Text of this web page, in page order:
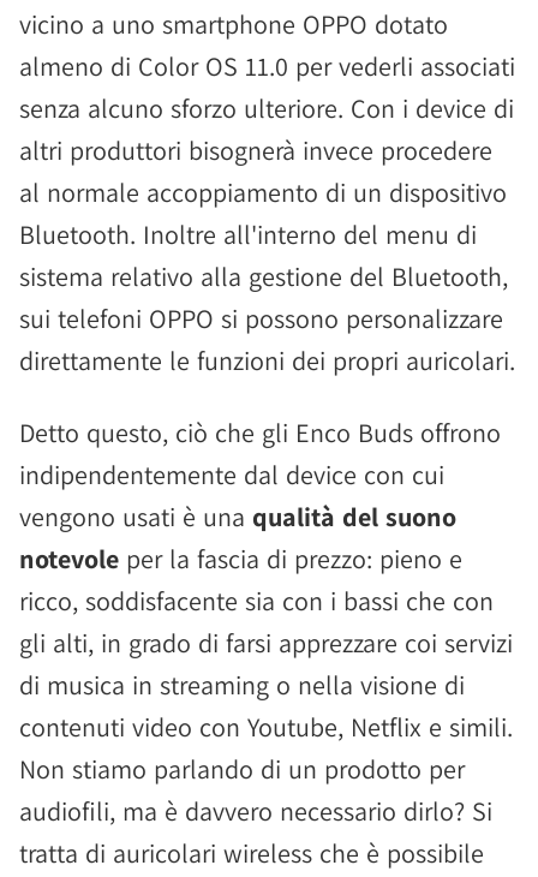
vicino a uno smartphone OPPO dotato
almeno di Color OS 11.0 per vederli associati
senza alcuno sforzo ulteriore. Con i device di
altri produttori bisognerà invece procedere
al normale accoppiamento di un dispositivo
Bluetooth. Inoltre all'interno del menu di
sistema relativo alla gestione del Bluetooth,
sui telefoni OPPO si possono personalizzare
direttamente le funzioni dei propri auricolari.
Detto questo, ciò che gli Enco Buds offrono
indipendentemente dal device con cui
vengono usati è una qualità del suono
notevole per la fascia di prezzo: pieno e
ricco, soddisfacente sia con i bassi che con
gli alti, in grado di farsi apprezzare coi servizi
di musica in streaming o nella visione di
contenuti video con Youtube, Netflix e simili.
Non stiamo parlando di un prodotto per
audiofili, ma è davvero necessario dirlo? Si
tratta di auricolari wireless che è possibile